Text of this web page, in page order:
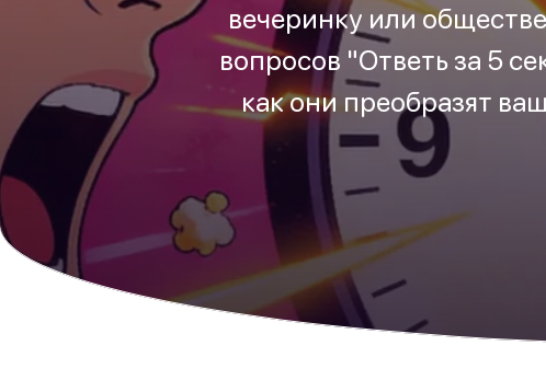
вечеринку или
вопросов "Ответь за 5
как они преобразят